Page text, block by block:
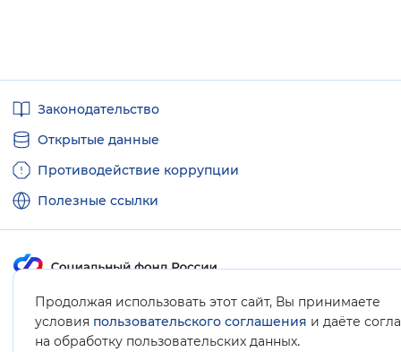
Продолжая использовать этот сайт, Вы принимаете
условия пользовательского соглашения и даёте
на обработку пользовательских данных.
ссылкиЗаконодательство
Открытые данные
Противодействие коррупции
Полезные ссылки
Карта сайта